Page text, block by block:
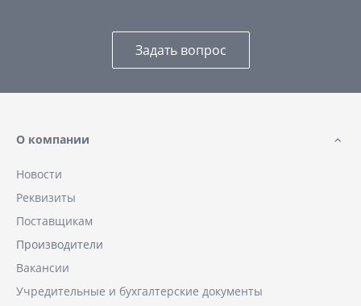
Задать вопрос
О компании
Новости
Реквизиты
Поставщикам
Производители
Вакансии
Учредительные и бухгалтерские документы